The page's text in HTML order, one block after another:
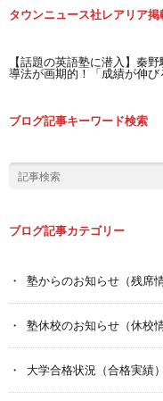
タウンニュース社レアリア掲
【話題の英語塾に潜入】秦
導法が画期的！「成績が伸び
ブログ記事キーワード検索
ブログ記事カテゴリー
塾からのお知らせ（残席情
塾休校のお知らせ（休校情
大学合格状況（合格実績）